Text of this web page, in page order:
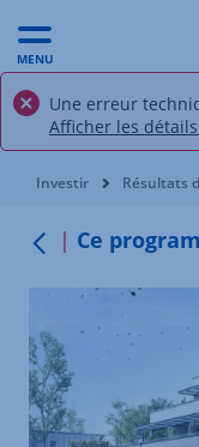
MENU
Une erreur
Afficher les
Vous êtes ici:
Investir Résultats
Ce